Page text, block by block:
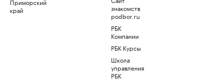
край
знакомств
podbor.ru
РБК
Компании
РБК Курсы
Школа
управления
РБК